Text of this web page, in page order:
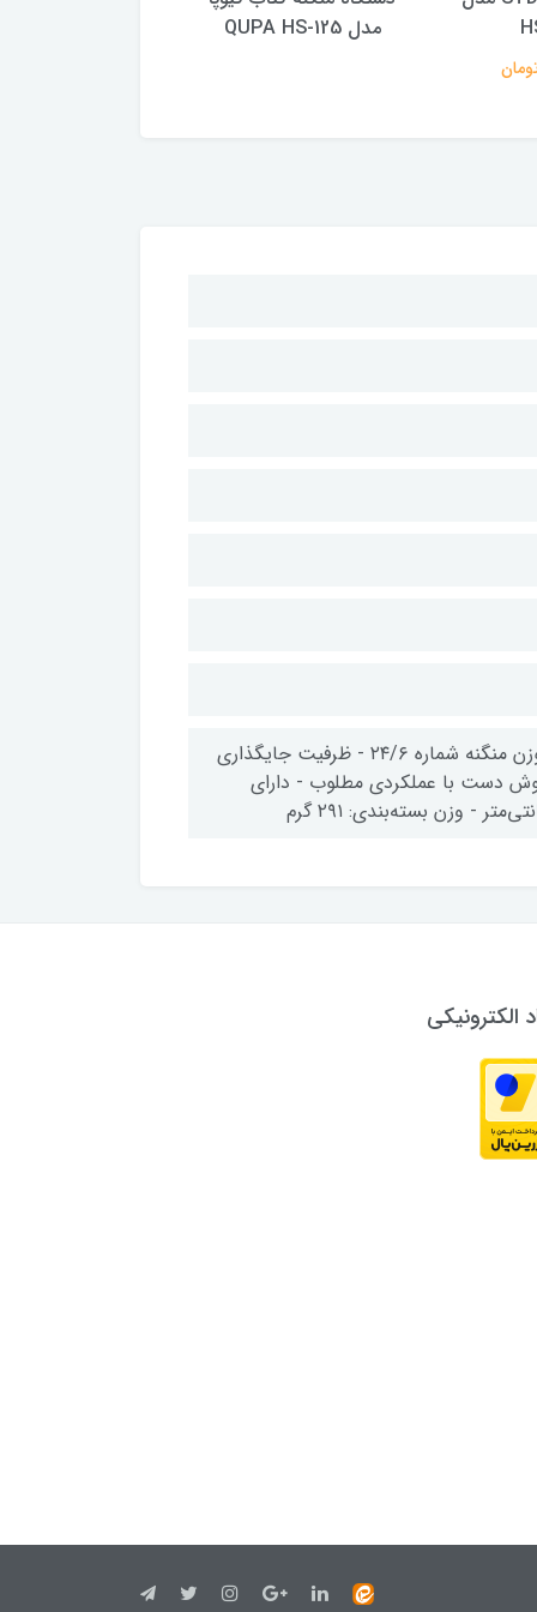
مدل QUPA HS-125
- سوزن مورد استفاده شماره‌های ۲۴/۶ و ۲۶/۶ - ظرفیت جایگذاری ۵۰ سوزن منگنه شماره ۲۴/۶ - ظرفیت جایگذاری
۲۶/۶ - مناسب برای منگنه کردن ۲ تا ۳۰ برگ - خوش دست با عملکردی مطلوب - دارای
الکترونیکی